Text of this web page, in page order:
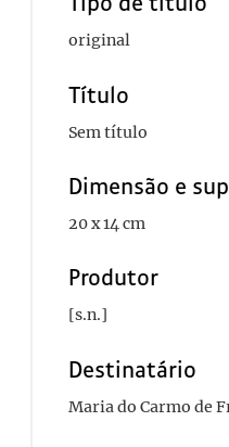
original
Título
Sem título
Dimensão e
20 x 14 cm
Produtor
[s.n.]
Destinatário
Maria do Carmo de